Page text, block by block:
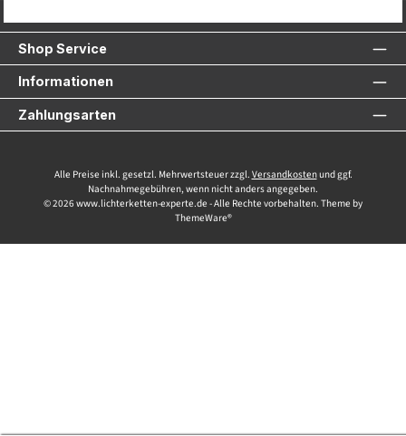
Shop Service
Informationen
Zahlungsarten
Alle Preise inkl. gesetzl. Mehrwertsteuer zzgl. Versandkostenund ggf.
Nachnahmegebühren, wenn nicht anders angegeben.
© 2026 www.lichterketten-experte.de - Alle Rechte vorbehalten. Theme by
ThemeWare®